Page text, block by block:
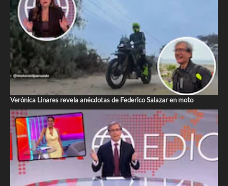
Verónica Linares revela anécdotas de Federico Salazar en moto